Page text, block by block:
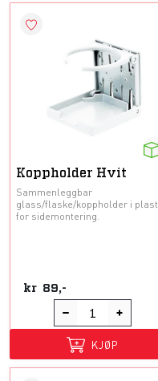
Koppholder Hvit
Sammenleggbar
glass/flaske/koppholder i plast
for sidemontering.
kr 89,-
KJØP